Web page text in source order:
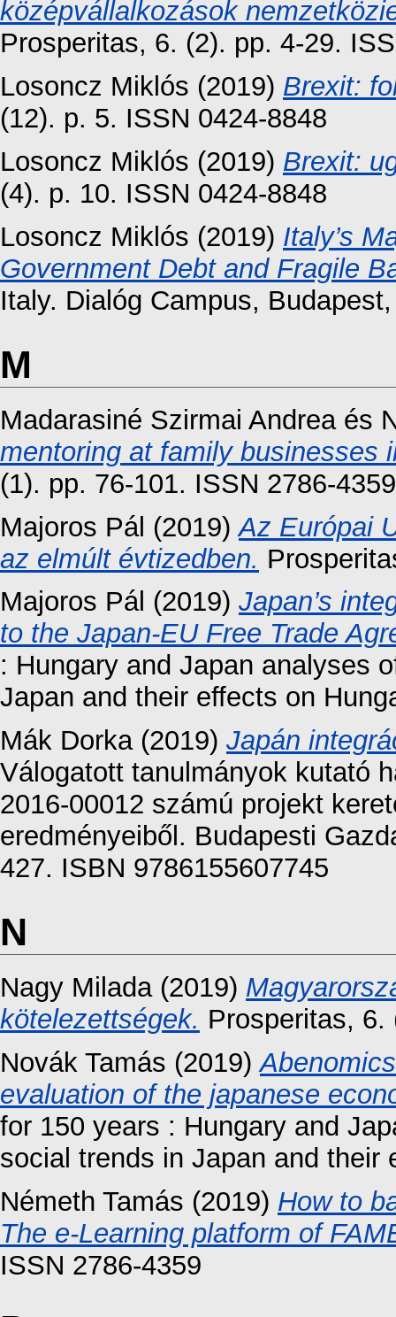
középvállalkozások
Prosperitas, 6. (2). pp. 4-29.
Losoncz Miklós (2019) Brexit:
(12). p. 5. ISSN 0424-8848
Losoncz Miklós (2019) Brexit:
(4). p. 10. ISSN 0424-8848
Losoncz Miklós (2019) Italy’s
Government Debt and Fragile
Italy. Dialóg Campus,
M
Madarasiné Szirmai Andreaés
mentoring at family businesses
(1). pp. 76-101. ISSN 2786-4359
Majoros Pál (2019)Az Európai
az elmúlt évtizedben.
Majoros Pál (2019) Japan’s
to the Japan-EU Free Trade
: Hungary and Japan analyses
Japan and their effects on
Mák Dorka(2019) Japán
Válogatott tanulmányok kutató
2016-00012 számú projekt
eredményeiből. Budapesti
427. ISBN 9786155607745
N
Nagy Milada(2019)
kötelezettségek. Prosperitas, 6.
Novák Tamás (2019)
evaluation of the japanese
for 150 years : Hungary and
social trends in Japan and their
Németh Tamás (2019) How to
The e-Learning platform of
ISSN 2786-4359